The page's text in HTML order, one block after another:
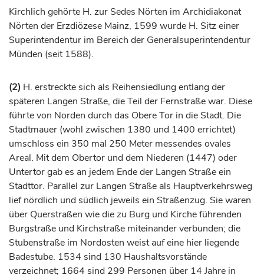
Kirchlich gehörte H. zur Sedes Nörten im Archidiakonat
Nörten der Erzdiözese Mainz, 1599 wurde H. Sitz einer
Superintendentur im Bereich der Generalsuperintendentur
Münden (seit 1588).
(2) H. erstreckte sich als Reihensiedlung entlang der
späteren Langen Straße, die Teil der Fernstraße war. Diese
führte von Norden durch das Obere Tor in die Stadt. Die
Stadtmauer (wohl zwischen 1380 und 1400 errichtet)
umschloss ein 350 mal 250 Meter messendes ovales
Areal. Mit dem Obertor und dem Niederen (1447) oder
Untertor gab es an jedem Ende der Langen Straße ein
Stadttor. Parallel zur Langen Straße als Hauptverkehrsweg
lief nördlich und südlich jeweils ein Straßenzug. Sie waren
über Querstraßen wie die zu Burg und Kirche führenden
Burgstraße und Kirchstraße miteinander verbunden; die
Stubenstraße im Nordosten weist auf eine hier liegende
Badestube. 1534 sind 130 Haushaltsvorstände
verzeichnet; 1664 sind 299 Personen über 14 Jahre in